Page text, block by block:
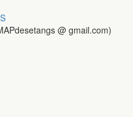
@ gmail.com)